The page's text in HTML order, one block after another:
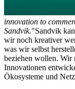
innovation to
Sandvik."Sandvik
wir noch kreativer
was wir selbst
beziehen wollen. Wir
Innovationen
Ökosysteme und